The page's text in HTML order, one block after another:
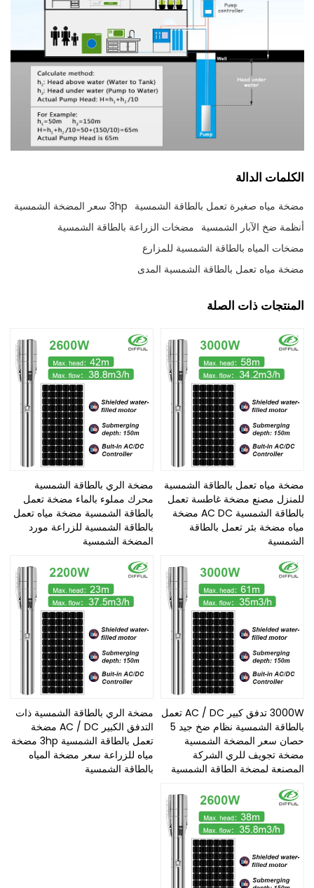
الكلمات الدالة
مضخة مياه صغيرة تعمل بالطاقة الشمسية 3hp سعر المضخة الشمسية
أنظمة ضخ الآبار الشمسية مضخات الزراعة بالطاقة الشمسية
مضخات المياه بالطاقة الشمسية للمزارع
مضخة مياه تعمل بالطاقة الشمسية المدى
المنتجات ذات الصلة
مضخة مياه تعمل بالطاقة الشمسية
للمنزل مصنع مضخة غاطسة تعمل
بالطاقة الشمسية AC DC مضخة
مياه مضخة بئر تعمل بالطاقة
الشمسية
مضخة الري بالطاقة الشمسية
محرك مملوء بالماء مضخة تعمل
بالطاقة الشمسية مضخة مياه تعمل
بالطاقة الشمسية للزراعة مورد
المضخة الشمسية
3000W تدفق كبير AC / DC تعمل
بالطاقة الشمسية نظام ضخ جيد 5
حصان سعر المضخة الشمسية
مضخة تجويف للري الشركة
المصنعة لمضخة الطاقة الشمسية
مضخة الري بالطاقة الشمسية ذات
التدفق الكبير AC / DC مضخة
تعمل بالطاقة الشمسية 3hp مضخة
مياه للزراعة سعر مضخة المياه
بالطاقة الشمسية